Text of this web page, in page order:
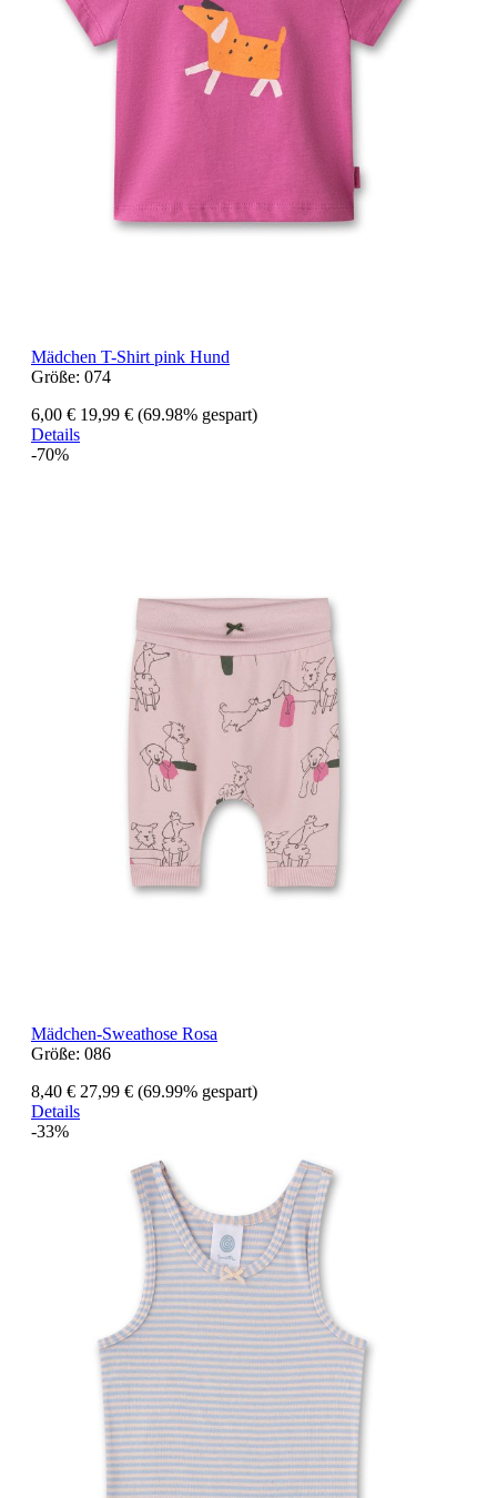
Mädchen T-Shirt pink Hund
Größe: 074
6,00 € 19,99 € (69.98% gespart)
Details
-70%
Mädchen-Sweathose Rosa
Größe: 086
8,40 € 27,99 € (69.99% gespart)
Details
-33%